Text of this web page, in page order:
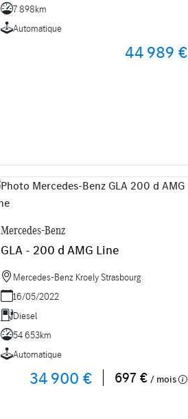
7 898km
Automatique
44 989 €
Mercedes-Benz
GLA - 200 d AMG Line
Mercedes-Benz Kroely Strasbourg
16/05/2022
Diesel
54 653km
Automatique
34 900 € 697 € / mois